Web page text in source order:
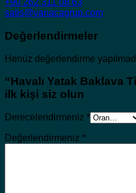
+90 262 311 08 63
satis@vanacagrup.com
Değerlendirmeler
Henüz değerlendirme
“Havalı Yatak Baklava
ilk kişi siz olun
Derecelendirmeniz *
Değerlendirmeniz *